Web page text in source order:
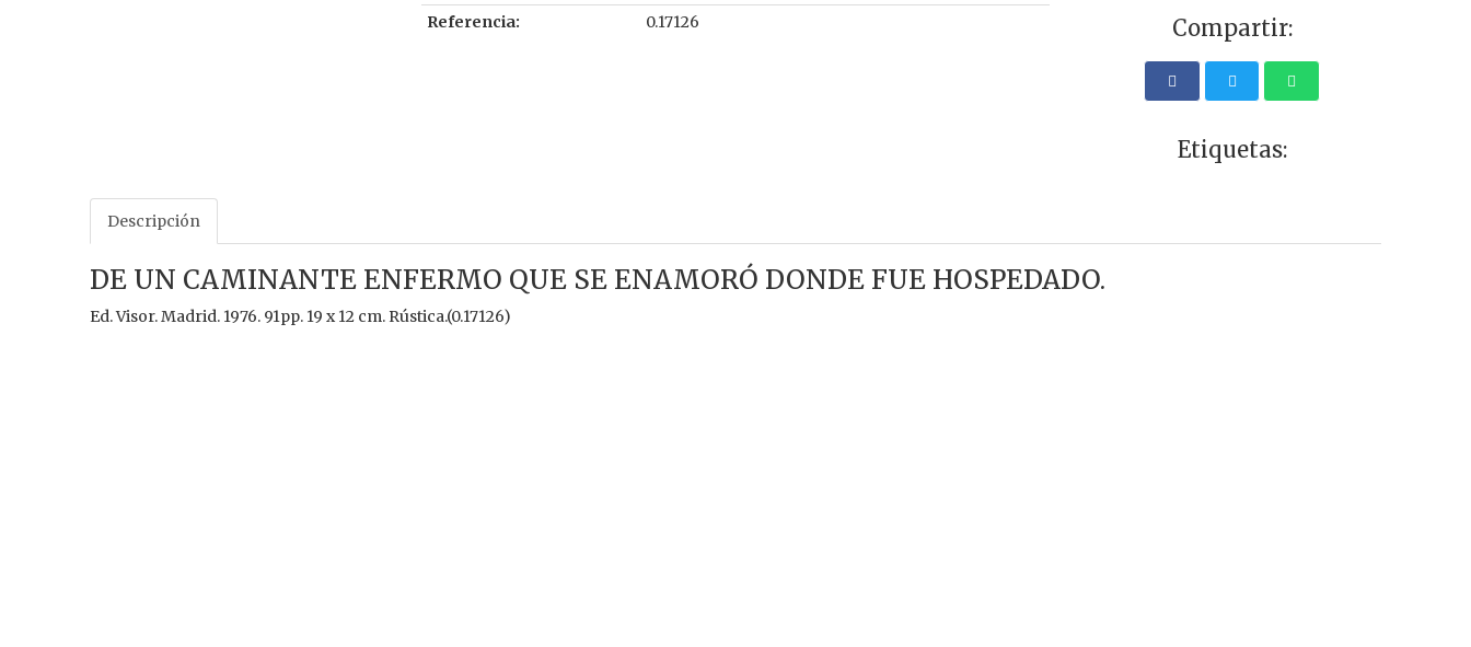
Referencia: 0.17126 Compartir:
Etiquetas:
Descripción
DE UN CAMINANTE ENFERMO QUE SE ENAMORÓ DONDE FUE HOSPEDADO.
Ed. Visor. Madrid. 1976. 91pp. 19 x 12 cm. Rústica.(0.17126)